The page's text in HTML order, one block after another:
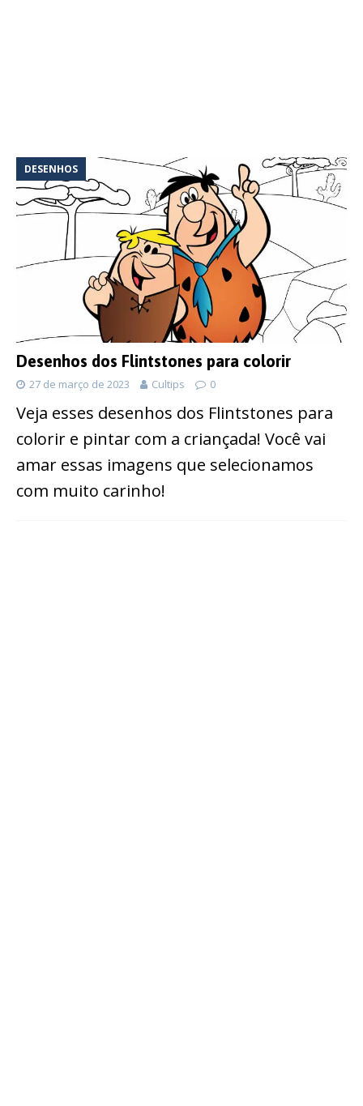
DESENHOS
Desenhos dos Flintstones para colorir
27 de março de 2023 Cultips 0
Veja esses desenhos dos Flintstones para
colorir e pintar com a criançada! Você vai
amar essas imagens que selecionamos
com muito carinho!